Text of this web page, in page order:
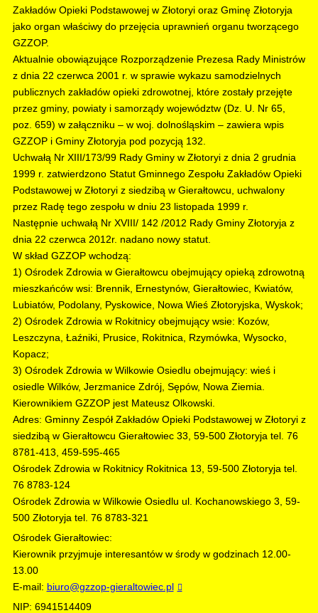
Zakładów Opieki Podstawowej w Złotoryi oraz Gminę Złotoryja
jako organ właściwy do przejęcia uprawnień organu tworzącego
GZZOP.
Aktualnie obowiązujące Rozporządzenie Prezesa Rady Ministrów
z dnia 22 czerwca 2001 r. w sprawie wykazu samodzielnych
publicznych zakładów opieki zdrowotnej, które zostały przejęte
przez gminy, powiaty i samorządy województw (Dz. U. Nr 65,
poz. 659) w załączniku – w woj. dolnośląskim – zawiera wpis
GZZOP i Gminy Złotoryja pod pozycją 132.
Uchwałą Nr XIII/173/99 Rady Gminy w Złotoryi z dnia 2 grudnia
1999 r. zatwierdzono Statut Gminnego Zespołu Zakładów Opieki
Podstawowej w Złotoryi z siedzibą w Gierałtowcu, uchwalony
przez Radę tego zespołu w dniu 23 listopada 1999 r.
Następnie uchwałą Nr XVIII/ 142 /2012 Rady Gminy Złotoryja z
dnia 22 czerwca 2012r. nadano nowy statut.
W skład GZZOP wchodzą:
1) Ośrodek Zdrowia w Gierałtowcu obejmujący opieką zdrowotną
mieszkańców wsi: Brennik, Ernestynów, Gierałtowiec, Kwiatów,
Lubiatów, Podolany, Pyskowice, Nowa Wieś Złotoryjska, Wyskok;
2) Ośrodek Zdrowia w Rokitnicy obejmujący wsie: Kozów,
Leszczyna, Łaźniki, Prusice, Rokitnica, Rzymówka, Wysocko,
Kopacz;
3) Ośrodek Zdrowia w Wilkowie Osiedlu obejmujący: wieś i
osiedle Wilków, Jerzmanice Zdrój, Sępów, Nowa Ziemia.
Kierownikiem GZZOP jest Mateusz Olkowski.
Adres: Gminny Zespół Zakładów Opieki Podstawowej w Złotoryi z
siedzibą w Gierałtowcu Gierałtowiec 33, 59-500 Złotoryja tel. 76
8781-413, 459-595-465
Ośrodek Zdrowia w Rokitnicy Rokitnica 13, 59-500 Złotoryja tel.
76 8783-124
Ośrodek Zdrowia w Wilkowie Osiedlu ul. Kochanowskiego 3, 59-
500 Złotoryja tel. 76 8783-321
Ośrodek Gierałtowiec:
Kierownik przyjmuje interesantów w środy w godzinach 12.00-
13.00
E-mail: biuro@gzzop-gieraltowiec.pl
NIP: 6941514409